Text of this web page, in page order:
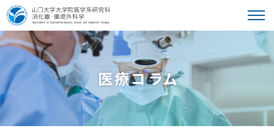
教室紹介
患者さんへ
医療コラム